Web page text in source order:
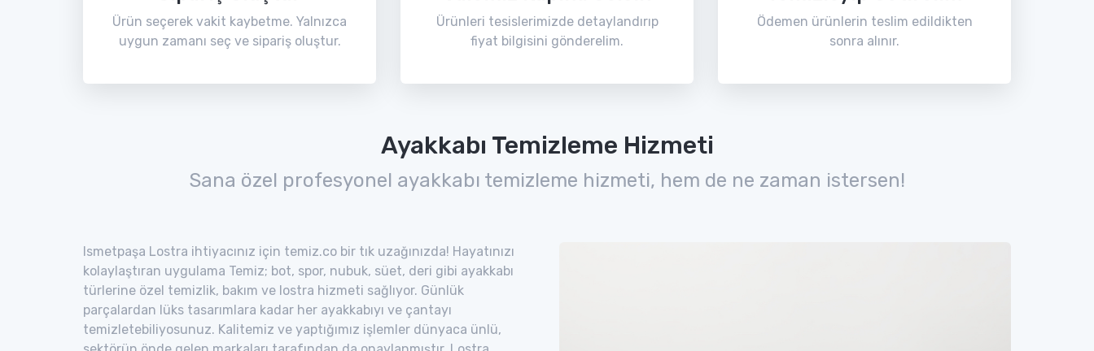
Ürün seçerek vakit kaybetme. Yalnızca
uygun zamanı seç ve sipariş oluştur.
Ürünleri tesislerimizde detaylandırıp
fiyat bilgisini gönderelim.
Ödemen ürünlerin teslim edildikten
sonra alınır.
Ayakkabı Temizleme Hizmeti
Sana özel profesyonel ayakkabı temizleme hizmeti, hem de ne zaman istersen!
Ismetpaşa Lostra ihtiyacınız için temiz.co bir tık uzağınızda! Hayatınızı
kolaylaştıran uygulama Temiz; bot, spor, nubuk, süet, deri gibi ayakkabı
türlerine özel temizlik, bakım ve lostra hizmeti sağlıyor. Günlük
parçalardan lüks tasarımlara kadar her ayakkabıyı ve çantayı
temizletebiliyosunuz. Kalitemiz ve yaptığımız işlemler dünyaca ünlü,